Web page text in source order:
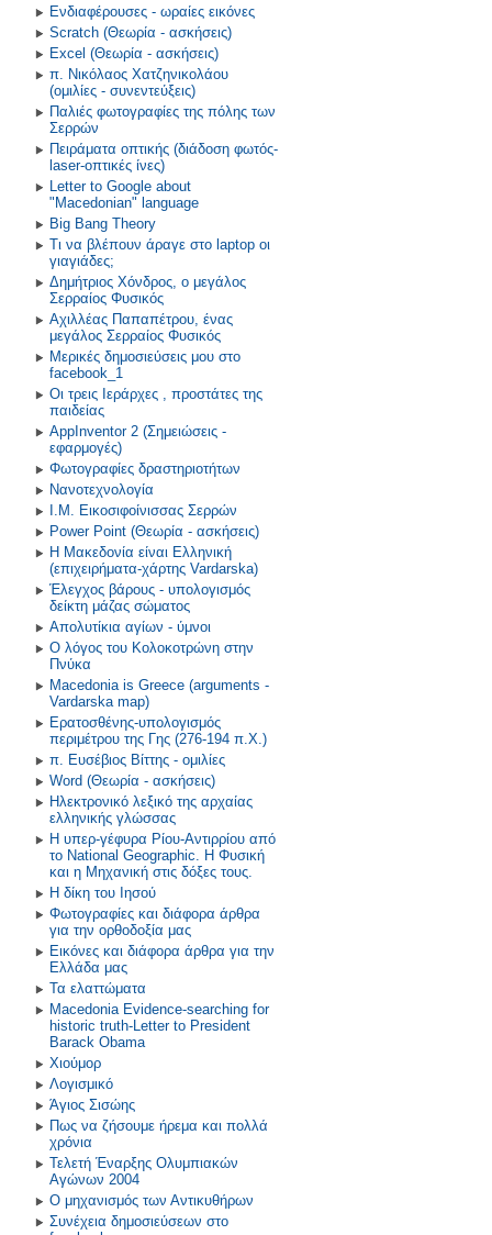
Ενδιαφέρουσες - ωραίες εικόνες
Scratch (Θεωρία - ασκήσεις)
Excel (Θεωρία - ασκήσεις)
π. Νικόλαος Χατζηνικολάου
(ομιλίες - συνεντεύξεις)
Παλιές φωτογραφίες της πόλης των
Σερρών
Πειράματα οπτικής (διάδοση φωτός-
laser-οπτικές ίνες)
Letter to Google about
"Macedonian" language
Big Bang Theory
Τι να βλέπουν άραγε στο laptop οι
γιαγιάδες;
Δημήτριος Χόνδρος, ο μεγάλος
Σερραίος Φυσικός
Αχιλλέας Παπαπέτρου, ένας
μεγάλος Σερραίος Φυσικός
Μερικές δημοσιεύσεις μου στο
facebook_1
Οι τρεις Ιεράρχες , προστάτες της
παιδείας
AppInventor 2 (Σημειώσεις -
εφαρμογές)
Φωτογραφίες δραστηριοτήτων
Νανοτεχνολογία
Ι.Μ. Εικοσιφοίνισσας Σερρών
Power Point (Θεωρία - ασκήσεις)
Η Μακεδονία είναι Ελληνική
(επιχειρήματα-χάρτης Vardarska)
Έλεγχος βάρους - υπολογισμός
δείκτη μάζας σώματος
Απολυτίκια αγίων - ύμνοι
Ο λόγος του Κολοκοτρώνη στην
Πνύκα
Macedonia is Greece (arguments -
Vardarska map)
Ερατοσθένης-υπολογισμός
περιμέτρου της Γης (276-194 π.Χ.)
π. Ευσέβιος Βίττης - ομιλίες
Word (Θεωρία - ασκήσεις)
Ηλεκτρονικό λεξικό της αρχαίας
ελληνικής γλώσσας
Η υπερ-γέφυρα Ρίου-Αντιρρίου από
το National Geographic. Η Φυσική
και η Μηχανική στις δόξες τους.
Η δίκη του Ιησού
Φωτογραφίες και διάφορα άρθρα
για την ορθοδοξία μας
Εικόνες και διάφορα άρθρα για την
Ελλάδα μας
Τα ελαττώματα
Macedonia Evidence-searching for
historic truth-Letter to President
Barack Obama
Χιούμορ
Λογισμικό
Άγιος Σισώης
Πως να ζήσουμε ήρεμα και πολλά
χρόνια
Τελετή Έναρξης Ολυμπιακών
Αγώνων 2004
Ο μηχανισμός των Αντικυθήρων
Συνέχεια δημοσιεύσεων στο